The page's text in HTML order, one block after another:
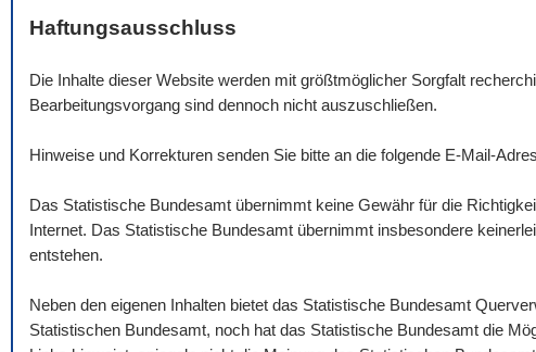
Haftungsausschluss
Die Inhalte dieser Website werden mit größtmöglicher Sorgfalt
Bearbeitungsvorgang sind dennoch nicht auszuschließen.
Hinweise und Korrekturen senden Sie bitte an die folgende E-Mail-
Das Statistische Bundesamt übernimmt keine Gewähr für die
Internet. Das Statistische Bundesamt übernimmt insbesondere
entstehen.
Neben den eigenen Inhalten bietet das Statistische Bundesamt
Statistischen Bundesamt, noch hat das Statistische Bundesamt die